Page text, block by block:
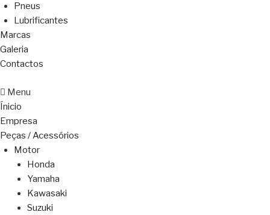
Pneus
Lubrificantes
Marcas
Galeria
Contactos
Menu
Ínicio
Empresa
Peças / Acessórios
Motor
Honda
Yamaha
Kawasaki
Suzuki